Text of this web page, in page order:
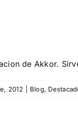
de Akkor.
2012 Blog,